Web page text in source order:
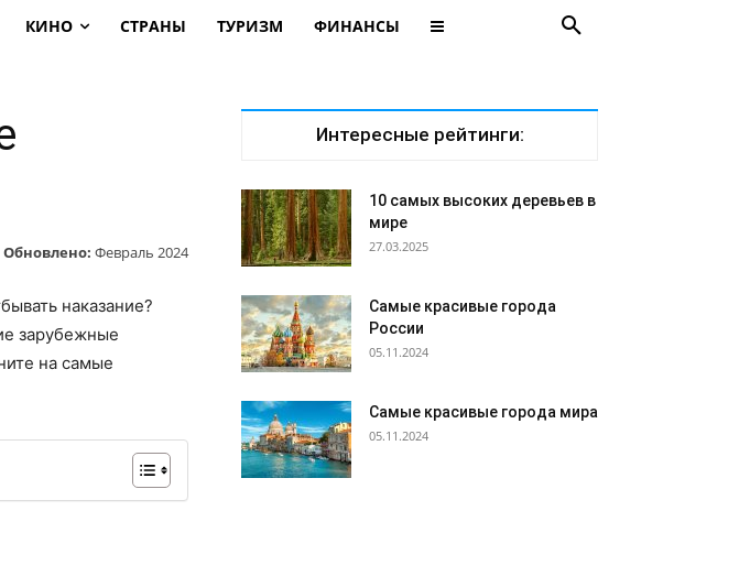
КИНО СТРАНЫ ТУРИЗМ ФИНАНСЫ
Обновлено: Февраль 2024
наказание?
зарубежные
на самые
Интересные рейтинги:
10 самых высоких деревьев в
мире
27.03.2025
Самые красивые города
России
05.11.2024
Самые красивые города мира
05.11.2024